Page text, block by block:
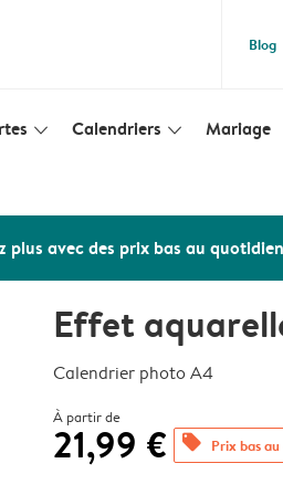
Blog
slim_arrow_down Calendriers slim_arrow_down Mariage
plus avec des prix bas au quotidien
Effet
Calendrier photo A4
À partir de
21,99 € offers Prix bas